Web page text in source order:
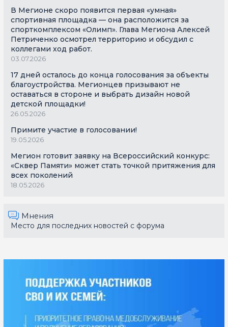
В Мегионе скоро появится первая «умная»
спортивная площадка — она расположится за
спорткомплексом «Олимп». Глава Мегиона Алексей
Петриченко осмотрел территорию и обсудил с
коллегами ход работ.
03.07.2026
17 дней осталось до конца голосования за объекты
благоустройства. Мегионцев призывают не
оставаться в стороне и выбрать дизайн новой
детской площадки!
26.05.2026
Примите участие в голосовании!
19.05.2026
Мегион готовит заявку на Всероссийский конкурс:
«Сквер Памяти» может стать точкой притяжения для
всех поколений
18.05.2026
Мнения
Место для последних новостей с форума